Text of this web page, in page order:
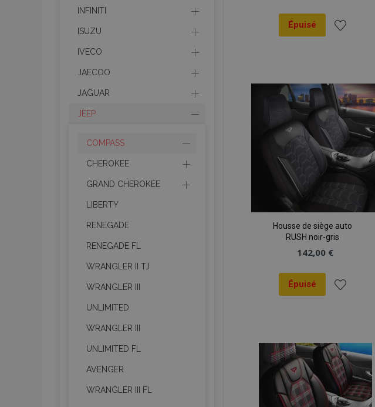
Épuisé
liste
d'achats
Housse de siège auto
RUSH noir-gris
142,00 €
Épuisé
liste
d'achats
INFINITI
ISUZU
IVECO
JAECOO
JAGUAR
JEEP
COMPASS
CHEROKEE
GRAND CHEROKEE
LIBERTY
RENEGADE
RENEGADE FL
WRANGLER II TJ
WRANGLER III
UNLIMITED
WRANGLER III
UNLIMITED FL
AVENGER
WRANGLER III FL